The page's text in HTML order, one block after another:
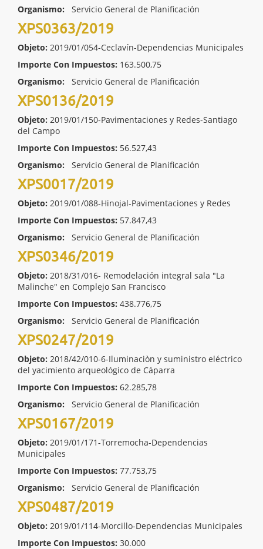
Organismo: Servicio General de Planificación
XPS0363/2019
Objeto: 2019/01/054-Ceclavín-Dependencias Municipales
Importe Con Impuestos: 163.500,75
Organismo:
Servicio General de Planificación
XPS0136/2019
Objeto: 2019/01/150-Pavimentaciones y Redes-Santiago
del Campo
Importe Con Impuestos: 56.527,43
Organismo:
Servicio General de Planificación
XPS0017/2019
Objeto: 2019/01/088-Hinojal-Pavimentaciones y Redes
Importe Con Impuestos: 57.847,43
Organismo:
Servicio General de Planificación
XPS0346/2019
Objeto: 2018/31/016- Remodelación integral sala "La
Malinche" en Complejo San Francisco
Importe Con Impuestos: 438.776,75
Organismo:
Servicio General de Planificación
XPS0247/2019
Objeto: 2018/42/010-6-Iluminaciòn y suministro eléctrico
del yacimiento arqueológico de Cáparra
Importe Con Impuestos: 62.285,78
Organismo:
Servicio General de Planificación
XPS0167/2019
Objeto: 2019/01/171-Torremocha-Dependencias
Municipales
Importe Con Impuestos: 77.753,75
Organismo:
Servicio General de Planificación
XPS0487/2019
Objeto: 2019/01/114-Morcillo-Dependencias Municipales
Importe Con Impuestos: 30.000